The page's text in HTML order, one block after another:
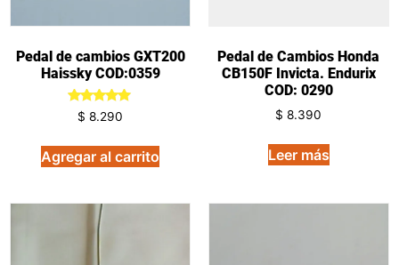
Pedal de cambios GXT200
Haissky COD:0359
Valorado
en
de 5
$ 8.290
Agregar al carrito
Pedal de Cambios Honda
CB150F Invicta. Endurix
COD: 0290
$ 8.390
Leer más